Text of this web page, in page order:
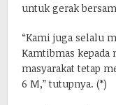
untuk gerak
“Kami juga selalu
Kamtibmas kepada
masyarakat tetap
6 M,” tutupnya. (*)